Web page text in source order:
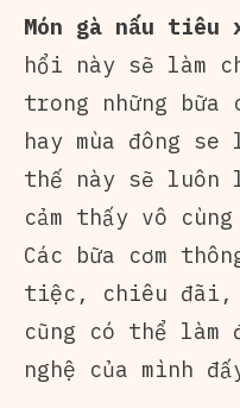
Món gà nấu tiêu
hổi này sẽ làm
trong những bữa
hay mùa đông se
thế này sẽ luôn
cảm thấy vô
Các bữa cơm
tiệc, chiêu đãi,
cũng có thể làm
nghệ của mình